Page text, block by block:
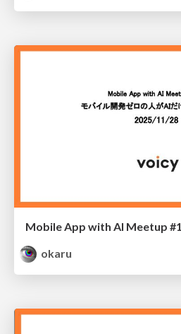
Mobile App with AI Meetup #1
okaru